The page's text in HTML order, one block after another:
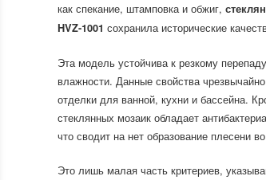
как спекание, штамповка и обжиг,
HVZ-1001 сохранила исторические
Эта модель устойчива к резкому
влажности. Данные свойства
отделки для ванной, кухни и бассейна.
стеклянных мозаик обладает
что сводит на нет образование плесени
Это лишь малая часть критериев,